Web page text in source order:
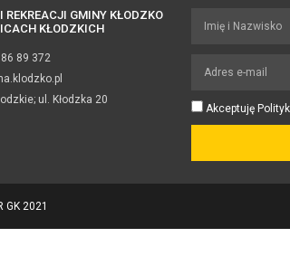
REKREACJI GMINY KŁODZKO
KŁODZKICH
89 372
ul. Kłodzka 20
Akceptuję
GK 2021